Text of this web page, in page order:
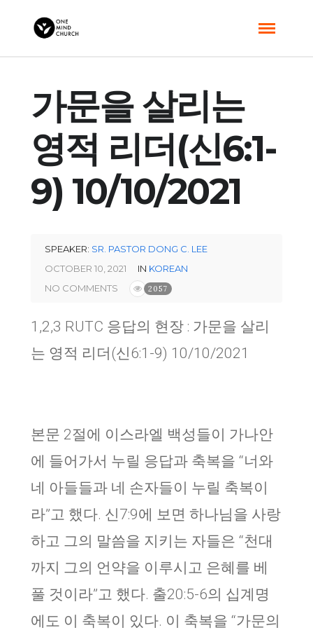
가문을 살리는
영적 리더(신6:1-
9) 10/10/2021
SPEAKER: SR. PASTOR DONG C. LEE
OCTOBER 10, 2021
IN KOREAN
NO COMMENTS
2057
1,2,3 RUTC 응답의 현장 : 가문을 살리
는 영적 리더(신6:1-9) 10/10/2021
본문 2절에 이스라엘 백성들이 가나안
에 들어가서 누릴 응답과 축복을 “너와
네 아들들과 네 손자들이 누릴 축복이
라”고 했다. 신7:9에 보면 하나님을 사랑
하고 그의 말씀을 지키는 자들은 “천대
까지 그의 언약을 이루시고 은혜를 베
풀 것이라”고 했다. 출20:5-6의 십계명
에도 이 축복이 있다. 이 축복을 “가문의